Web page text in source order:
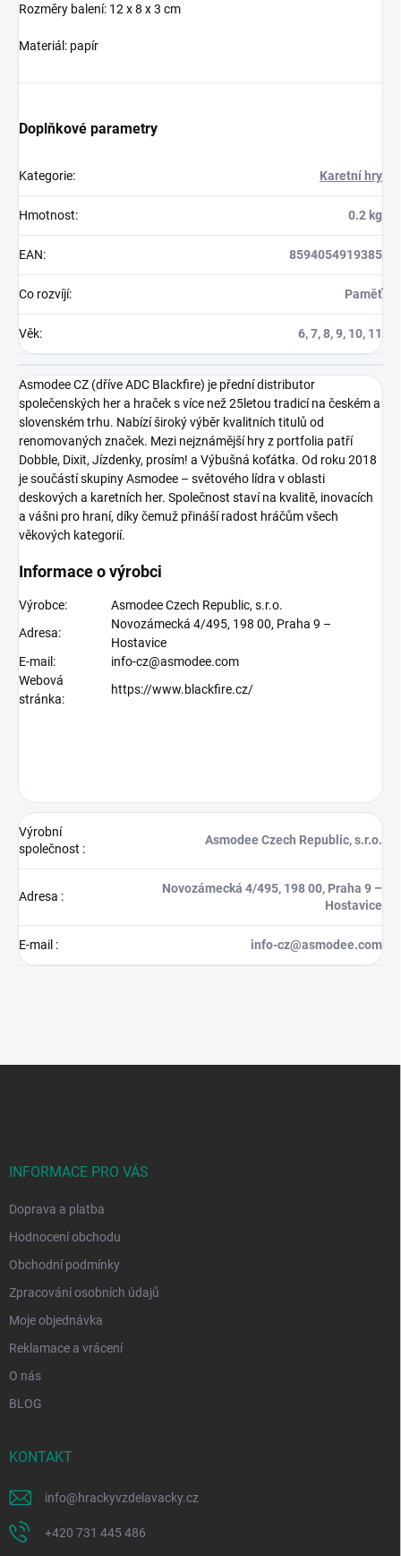
Rozměry balení: 12 x 8 x 3 cm
Materiál: papír
Doplňkové parametry
Kategorie: Karetní hry
Hmotnost: 0.2 kg
EAN: 8594054919385
Co rozvíjí: Paměť
Věk: 6, 7, 8, 9, 10, 11
Asmodee CZ (dříve ADC Blackfire) je přední distributor
společenských her a hraček s více než 25letou tradicí na českém a
slovenském trhu. Nabízí široký výběr kvalitních titulů od
renomovaných značek. Mezi nejznámější hry z portfolia patří
Dobble, Dixit, Jízdenky, prosím! a Výbušná koťátka. Od roku 2018
je součástí skupiny Asmodee – světového lídra v oblasti
deskových a karetních her. Společnost staví na kvalitě, inovacích
a vášni pro hraní, díky čemuž přináší radost hráčům všech
věkových kategorií.
Informace o výrobci
Výrobce:
Asmodee Czech Republic, s.r.o.
Adresa:
Novozámecká 4/495, 198 00, Praha 9 –
Hostavice
E-mail:
info-cz@asmodee.com
Webová
stránka:
https://www.blackfire.cz/
Výrobní
společnost :
Asmodee Czech Republic, s.r.o.
Adresa :
Novozámecká 4/495, 198 00, Praha 9 –
Hostavice
E-mail : info-cz@asmodee.com
INFORMACE PRO VÁS
Doprava a platba
Hodnocení obchodu
Obchodní podmínky
Zpracování osobních údajů
Moje objednávka
Reklamace a vrácení
O nás
BLOG
KONTAKT
info@hrackyvzdelavacky.cz
+420 731 445 486